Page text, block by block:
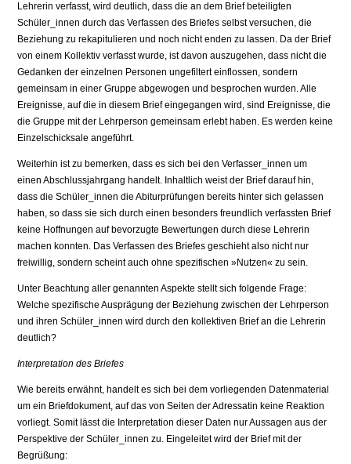
Lehrerin verfasst, wird deutlich, dass die an dem Brief beteiligten
Schüler_innen durch das Verfassen des Briefes selbst versuchen, die
Beziehung zu rekapitulieren und noch nicht enden zu lassen. Da der Brief
von einem Kollektiv verfasst wurde, ist davon auszugehen, dass nicht die
Gedanken der einzelnen Personen ungefiltert einflossen, sondern
gemeinsam in einer Gruppe abgewogen und besprochen wurden. Alle
Ereignisse, auf die in diesem Brief eingegangen wird, sind Ereignisse, die
die Gruppe mit der Lehrperson gemeinsam erlebt haben. Es werden keine
Einzelschicksale angeführt.
Weiterhin ist zu bemerken, dass es sich bei den Verfasser_innen um
einen Abschlussjahrgang handelt. Inhaltlich weist der Brief darauf hin,
dass die Schüler_innen die Abiturprüfungen bereits hinter sich gelassen
haben, so dass sie sich durch einen besonders freundlich verfassten Brief
keine Hoffnungen auf bevorzugte Bewertungen durch diese Lehrerin
machen konnten. Das Verfassen des Briefes geschieht also nicht nur
freiwillig, sondern scheint auch ohne spezifischen »Nutzen« zu sein.
Unter Beachtung aller genannten Aspekte stellt sich folgende Frage:
Welche spezifische Ausprägung der Beziehung zwischen der Lehrperson
und ihren Schüler_innen wird durch den kollektiven Brief an die Lehrerin
deutlich?
Interpretation des Briefes
Wie bereits erwähnt, handelt es sich bei dem vorliegenden Datenmaterial
um ein Briefdokument, auf das von Seiten der Adressatin keine Reaktion
vorliegt. Somit lässt die Interpretation dieser Daten nur Aussagen aus der
Perspektive der Schüler_innen zu. Eingeleitet wird der Brief mit der
Begrüßung: